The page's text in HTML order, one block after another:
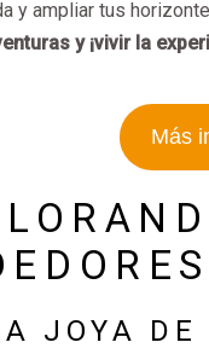
y ampliar tus
y ¡vivir la
Más
JOYA DE